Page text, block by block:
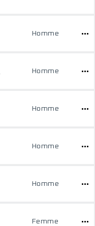
Homme
Homme
Homme
Homme
Homme
Femme